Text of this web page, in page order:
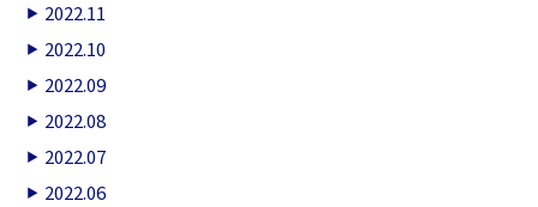
2022.11
2022.10
2022.09
2022.08
2022.07
2022.06